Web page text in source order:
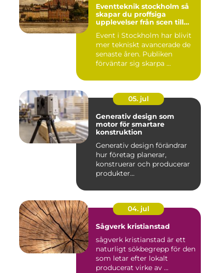
Eventteknik stockholm så
skapar du proffsiga
upplevelser från scen till
Event i Stockholm har blivit
mer tekniskt avancerade de
senaste åren. Publiken
förväntar sig skarpa ...
05. jul
Generativ design som
motor för smartare
konstruktion
Generativ design förändrar
hur företag planerar,
konstruerar och producerar
produkter...
04. jul
Sågverk kristianstad
sågverk kristianstad är ett
naturligt sökbegrepp för den
som letar efter lokalt
producerat virke av ...